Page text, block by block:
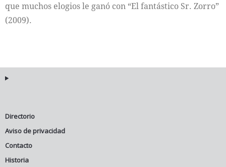
que muchos elogios le ganó con “El fantástico Sr. Zorro”
(2009).
Directorio
Aviso de privacidad
Contacto
Historia